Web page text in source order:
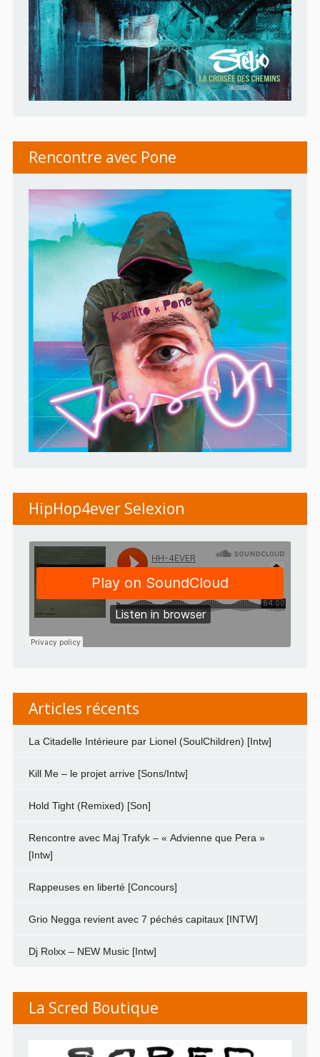
Rencontre avec Pone
HipHop4ever Selexion
Articles récents
La Citadelle Intérieure par Lionel (SoulChildren) [Intw]
Kill Me – le projet arrive [Sons/Intw]
Hold Tight (Remixed) [Son]
Rencontre avec Maj Trafyk – « Advienne que Pera »
[Intw]
Rappeuses en liberté [Concours]
Grio Negga revient avec 7 péchés capitaux [INTW]
Dj Rolxx – NEW Music [Intw]
La Scred Boutique